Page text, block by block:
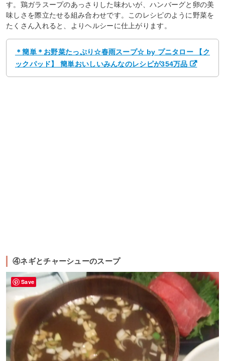
す。鶏ガラスープのあっさりした味わいが、ハンバーグと卵の美
味しさを際立たせる組み合わせです。このレシピのように野菜を
たくさん入れると、よりヘルシーに仕上がります。
＊簡単＊お野菜たっぷり☆春雨スープ☆ by プニタロー 【ク
ックパッド】 簡単おいしいみんなのレシピが354万品
④ネギとチャーシューのスープ
Save